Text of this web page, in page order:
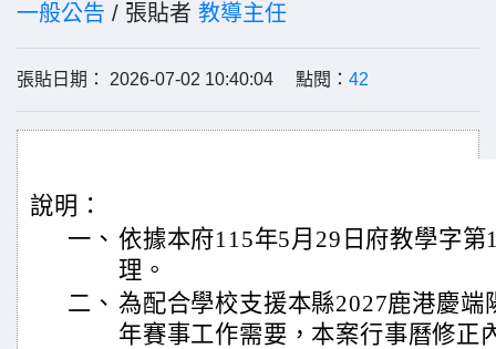
一般公告 / 張貼者 教導主任
張貼日期： 2026-07-02 10:40:04 點閱： 42
說明：
一、 依據本府115年5月29日府教學字第
理。
二、 為配合學校支援本縣2027鹿港慶端
年賽事工作需要，本案行事曆修正